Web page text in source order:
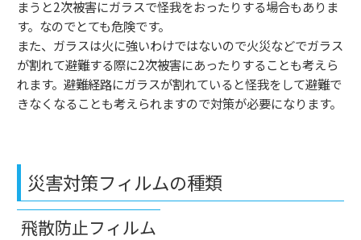
まうと2次被害にガラスで怪我をおったりする場合もありま
す。なのでとても危険です。
また、ガラスは火に強いわけではないので火災などでガラス
が割れて避難する際に2次被害にあったりすることも考えら
れます。避難経路にガラスが割れていると怪我をして避難で
きなくなることも考えられますので対策が必要になります。
災害対策フィルムの種類
飛散防止フィルム